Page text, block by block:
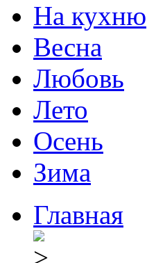
На кухню
Весна
Любовь
Лето
Осень
Зима
Главная